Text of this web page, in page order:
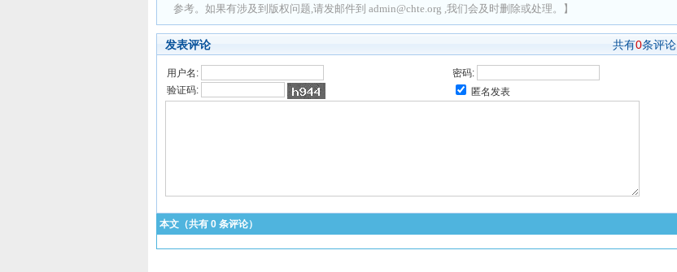
参考。如果有涉及到版权问题,请发邮件到 admin@chte.org ,我们会及时删除或处理。】
发表评论 共有0条评论
用户名:
密码:
验证码:
匿名发表
本文（共有 0 条评论）